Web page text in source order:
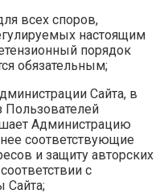
всех споров,
настоящим
порядок
обязательным;
Сайта, в
Пользователей
Администрацию
соответствующие
и защиту авторских
с
Сайта;